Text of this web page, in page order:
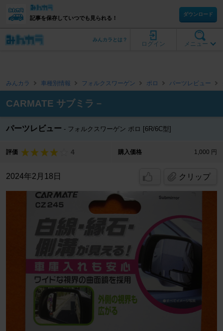
記事を保存していつでも見られる！
ダウンロード
メニュー
ログイン
みんカラとは？
みんカラ 車種別情報 フォルクスワーゲン ポロ パーツレビュー
CARMATE サブミラ－
パーツレビュー フォルクスワーゲン ポロ [6R/6C型]
評価 4 購入価格 1,000 円
2024年2月18日 クリップ